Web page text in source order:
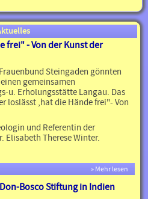
frei" - Von der Kunst der
Steingaden gönnten
gemeinsamen
u. Erholungsstätte Langau. Das
loslässt ,hat die Hände frei"- Von
und Referentin der
Elisabeth Therese Winter.
» Mehr lesen
Bosco Stiftung in Indien